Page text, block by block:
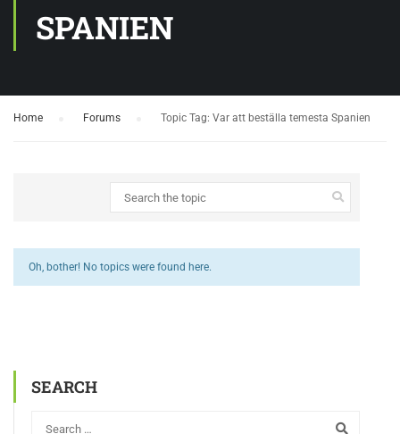
SPANIEN
Home Forums Topic Tag: Var att beställa temesta Spanien
Oh, bother! No topics were found here.
SEARCH